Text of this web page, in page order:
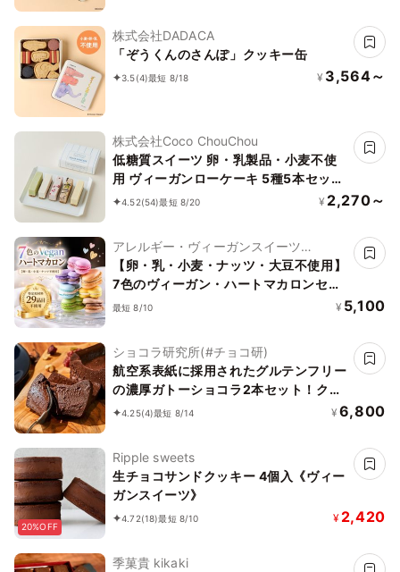
株式会社DADACA
「ぞうくんのさんぽ」クッキー缶
3.5(4)最短 8/18 ¥ 3,564～
株式会社Coco ChouChou
低糖質スイーツ 卵・乳製品・小麦不使
用 ヴィーガンローケーキ 5種5本セット
《ヴィーガンスイーツ》《ロースイー
4.52(54)最短 8/20 ¥ 2,270～
アレルギー・ヴィーガンスイーツ
L'AURA(ローラ)
【卵・乳・小麦・ナッツ・大豆不使用】
7色のヴィーガン・ハートマカロンセッ
ト
最短 8/10 ¥ 5,100
ショコラ研究所(#チョコ研)
航空系表紙に採用されたグルテンフリー
の濃厚ガトーショコラ2本セット！クラ
ファンで1日200万売れました。誕生日
4.25(4)最短 8/14 ¥ 6,800
20%OFF
Ripple sweets
生チョコサンドクッキー 4個入《ヴィー
ガンスイーツ》
4.72(18)最短 8/10 ¥ 2,420
季菓貴 kikaki